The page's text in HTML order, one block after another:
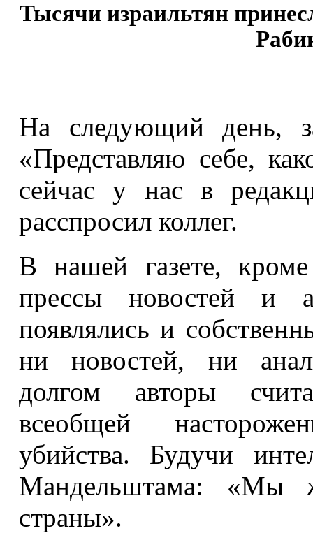
Тысячи израильтян
На следующий день,
«Представляю себе,
сейчас у нас в
расспросил коллег.
В нашей газете,
прессы новостей и
появлялись и
ни новостей, ни
долгом авторы
всеобщей
убийства. Будучи
Мандельштама: «Мы
страны».